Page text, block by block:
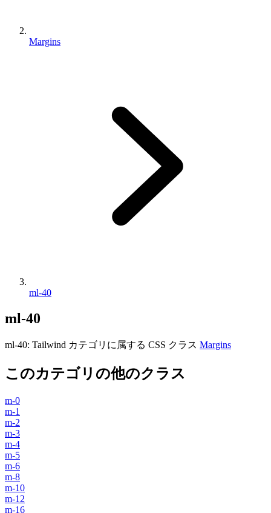
Margins
ml-40
ml-40
ml-40: Tailwind カテゴリに属する​​ CSS クラス Margins
このカテゴリの他のクラス
m-0
m-1
m-2
m-3
m-4
m-5
m-6
m-8
m-10
m-12
m-16